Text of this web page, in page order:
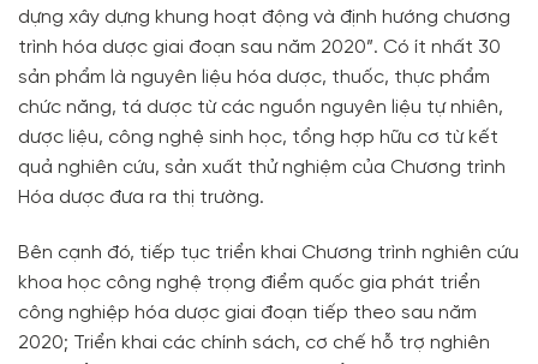
dựng xây dựng khung hoạt động và định hướng chương
trình hóa dược giai đoạn sau năm 2020”. Có ít nhất 30
sản phẩm là nguyên liệu hóa dược, thuốc, thực phẩm
chức năng, tá dược từ các nguồn nguyên liệu tự nhiên,
dược liệu, công nghệ sinh học, tổng hợp hữu cơ từ kết
quả nghiên cứu, sản xuất thử nghiệm của Chương trình
Hóa dược đưa ra thị trường.
Bên cạnh đó, tiếp tục triển khai Chương trình nghiên cứu
khoa học công nghệ trọng điểm quốc gia phát triển
công nghiệp hóa dược giai đoạn tiếp theo sau năm
2020; Triển khai các chính sách, cơ chế hỗ trợ nghiên